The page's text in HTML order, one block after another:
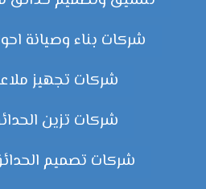
شركات بناء وصيانة
شركات تجهيز
شركات تزين
شركات تصميم